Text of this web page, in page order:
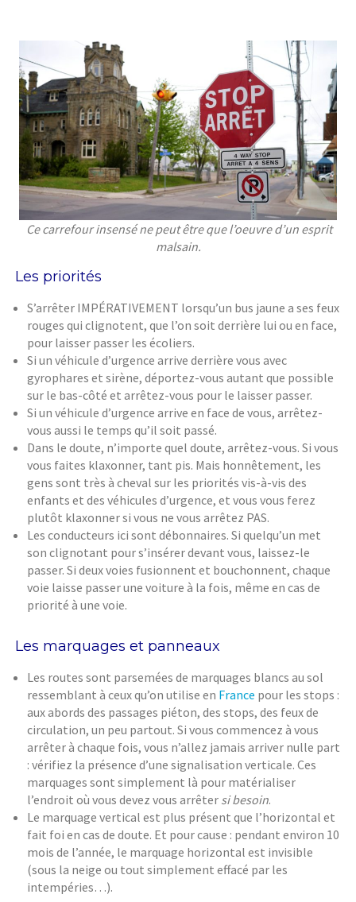
Ce carrefour insensé ne peut être que l’oeuvre d’un esprit
malsain.
Les priorités
S’arrêter IMPÉRATIVEMENT lorsqu’un bus jaune a ses feux
rouges qui clignotent, que l’on soit derrière lui ou en face,
pour laisser passer les écoliers.
Si un véhicule d’urgence arrive derrière vous avec
gyrophares et sirène, déportez-vous autant que possible
sur le bas-côté et arrêtez-vous pour le laisser passer.
Si un véhicule d’urgence arrive en face de vous, arrêtez-
vous aussi le temps qu’il soit passé.
Dans le doute, n’importe quel doute, arrêtez-vous. Si vous
vous faites klaxonner, tant pis. Mais honnêtement, les
gens sont très à cheval sur les priorités vis-à-vis des
enfants et des véhicules d’urgence, et vous vous ferez
plutôt klaxonner si vous ne vous arrêtez PAS.
Les conducteurs ici sont débonnaires. Si quelqu’un met
son clignotant pour s’insérer devant vous, laissez-le
passer. Si deux voies fusionnent et bouchonnent, chaque
voie laisse passer une voiture à la fois, même en cas de
priorité à une voie.
Les marquages et panneaux
Les routes sont parsemées de marquages blancs au sol
ressemblant à ceux qu’on utilise en France pour les stops :
aux abords des passages piéton, des stops, des feux de
circulation, un peu partout. Si vous commencez à vous
arrêter à chaque fois, vous n’allez jamais arriver nulle part
: vérifiez la présence d’une signalisation verticale. Ces
marquages sont simplement là pour matérialiser
l’endroit où vous devez vous arrêter si besoin.
Le marquage vertical est plus présent que l’horizontal et
fait foi en cas de doute. Et pour cause : pendant environ 10
mois de l’année, le marquage horizontal est invisible
(sous la neige ou tout simplement effacé par les
intempéries…).